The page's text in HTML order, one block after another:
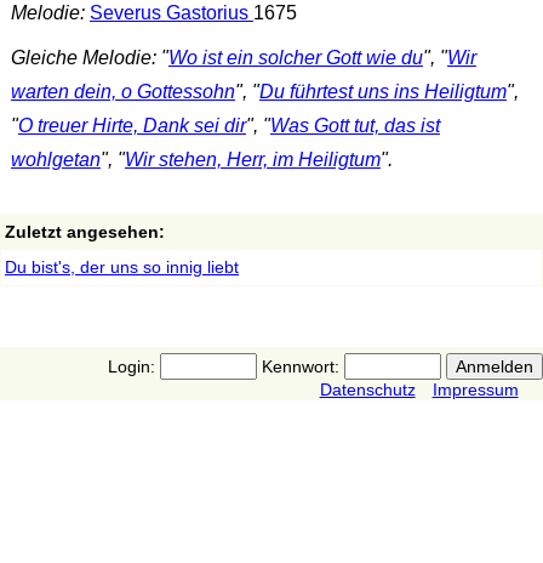
Melodie: Severus Gastorius 1675
Gleiche Melodie: "Wo ist ein solcher Gott wie du", "Wir
warten dein, o Gottessohn", "Du führtest uns ins Heiligtum",
"O treuer Hirte, Dank sei dir", "Was Gott tut, das ist
wohlgetan", "Wir stehen, Herr, im Heiligtum".
Zuletzt angesehen:
Du bist's, der uns so innig liebt
Login:
Kennwort:
Datenschutz
Impressum